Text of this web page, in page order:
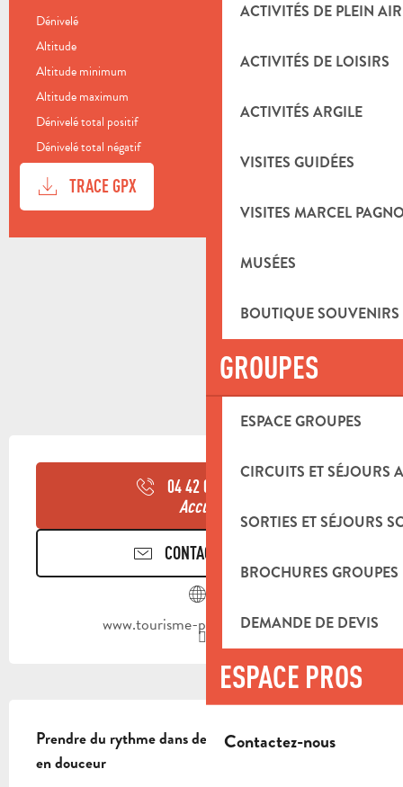
ACTIVITÉS DE PLEIN AIR
ACTIVITÉS DE LOISIRS
ACTIVITÉS ARGILE
VISITES GUIDÉES
VISITES MARCEL
MUSÉES
BOUTIQUE
GROUPES
ESPACE GROUPES
CIRCUITS ET SÉJOURS
SORTIES ET SÉJOURS
BROCHURES GROUPES
DEMANDE DE DEVIS
ESPACE PROS
Contactez-nous
Dénivelé 465 m
Altitude
Altitude minimum 262 m
Altitude maximum
Dénivelé total positif 465 m
Dénivelé total négatif -465 m
DOCUMENTATION
TRACE GPX
OUVERTURE ET COORDONNÉES
04 42 03 49
Accueil
CONTACTEZ-NOUS
www.tourisme-paysdaubagne.fr
Prendre du rythme dans des singles ombragés tout
en douceur